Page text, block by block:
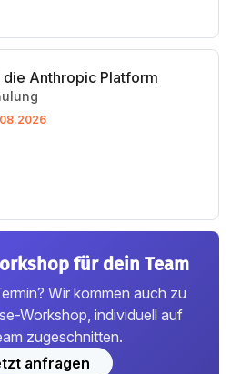
die Anthropic Platform
für dein Team
Wir kommen auch zu
Workshop, individuell auf
zugeschnitten.
anfragen